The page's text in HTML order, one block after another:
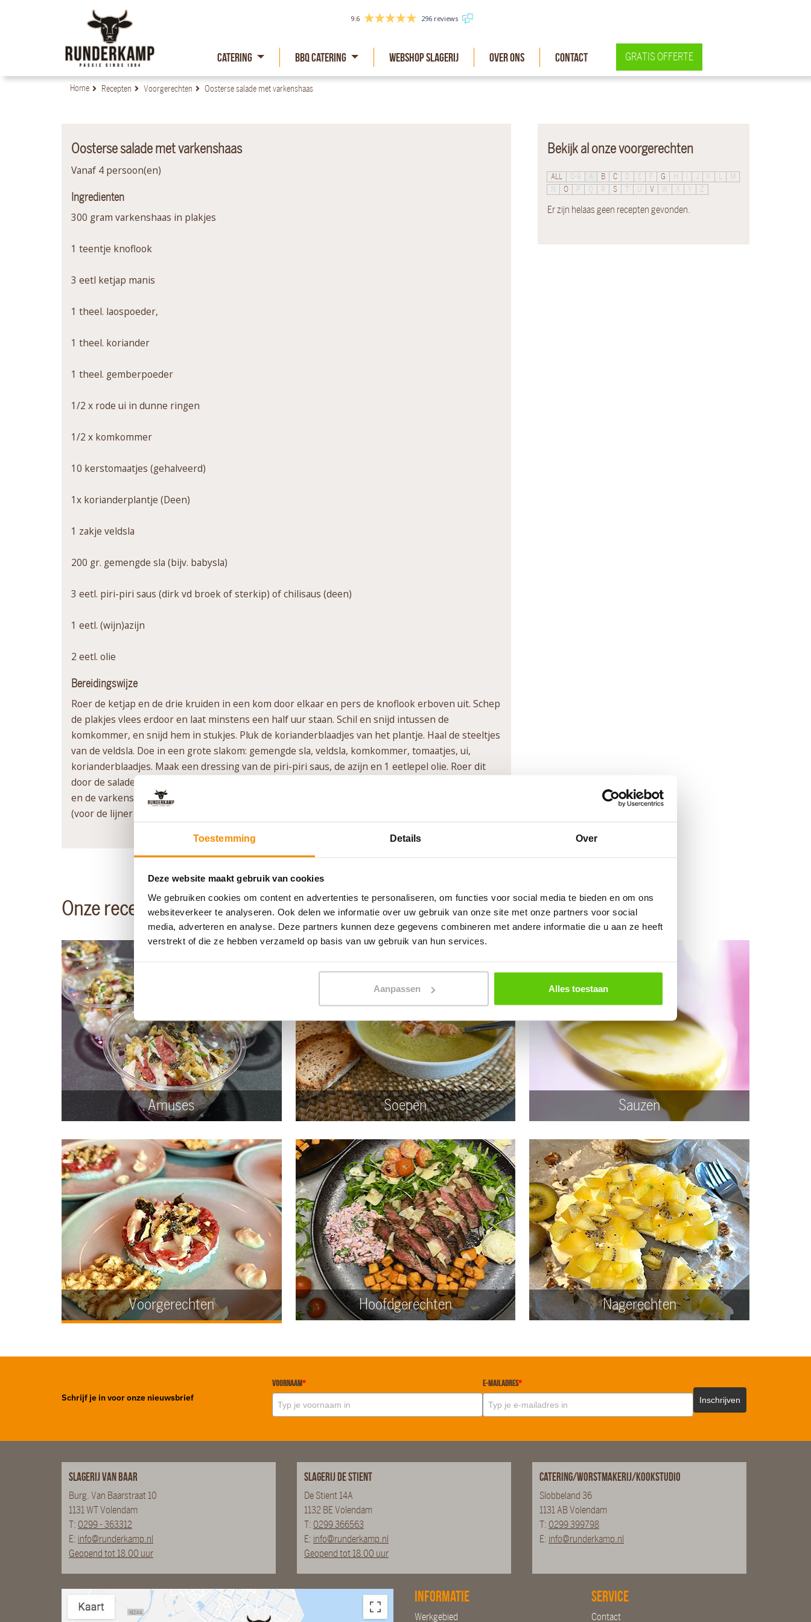
Toestemming Details Over
Deze website maakt gebruik van cookies
We gebruiken cookies om content en advertenties te personaliseren, om functies voor social media te bieden en om ons
websiteverkeer te analyseren. Ook delen we informatie over uw gebruik van onze site met onze partners voor social
media, adverteren en analyse. Deze partners kunnen deze gegevens combineren met andere informatie die u aan ze heeft
verstrekt of die ze hebben verzameld op basis van uw gebruik van hun services.
Aanpassen Alles toestaan
Catering BBQ Catering Webshop slagerij Over Ons Contact GRATIS OFFERTE
9.6 296 reviews
Home Recepten Voorgerechten Oosterse salade met varkenshaas
Oosterse salade met varkenshaas
Vanaf 4 persoon(en)
Ingredienten
300 gram varkenshaas in plakjes
1 teentje knoflook
3 eetl ketjap manis
1 theel. laospoeder,
1 theel. koriander
1 theel. gemberpoeder
1/2 x rode ui in dunne ringen
1/2 x komkommer
10 kerstomaatjes (gehalveerd)
1x korianderplantje (Deen)
1 zakje veldsla
200 gr. gemengde sla (bijv. babysla)
3 eetl. piri-piri saus (dirk vd broek of sterkip) of chilisaus (deen)
1 eetl. (wijn)azijn
2 eetl. olie
Bereidingswijze
Roer de ketjap en de drie kruiden in een kom door elkaar en pers de knoflook erboven uit. Schep
de plakjes vlees erdoor en laat minstens een half uur staan. Schil en snijd intussen de
komkommer, en snijd hem in stukjes. Pluk de korianderblaadjes van het plantje. Haal de steeltjes
van de veldsla. Doe in een grote slakom: gemengde sla, veldsla, komkommer, tomaatjes, ui,
korianderblaadjes. Maak een dressing van de piri-piri saus, de azijn en 1 eetlepel olie. Roer dit
door de salade. Bak in 1 eetlepel olie in een wok de varkenshaasplakjes bruin. Verdeel de salade
en de varkenshaas over de 4 borden en eet er ovenfrietjes, bestrooid met wat kipkruiden, bij
(voor de lijner 100 gram ), en evt. wat rode saus.
Bekijk al onze voorgerechten
ALL 0-9 A B C D E F G H J K L
M
N
O P Q R S U V X Y Z
Er zijn helaas geen recepten gevonden.
Onze recepten
Amuses Soepen Sauzen
Voorgerechten Hoofdgerechten Nagerechten
Schrijf je in voor onze nieuwsbrief
Voornaam* E-mailadres*
Inschrijven
Slagerij van Baar
Burg. Van Baarstraat 10
1131 WT Volendam
T: 0299 - 363312
E: info@runderkamp.nl
Geopend tot 18.00 uur
Slagerij De Stient
De Stient 14A
1132 BE Volendam
T: 0299 366563
E: info@runderkamp.nl
Geopend tot 18.00 uur
Catering/Worstmakerij/Kookstudio
Slobbeland 36
1131 AB Volendam
T: 0299 399798
E: info@runderkamp.nl
Informatie
Werkgebied
Service
Contact